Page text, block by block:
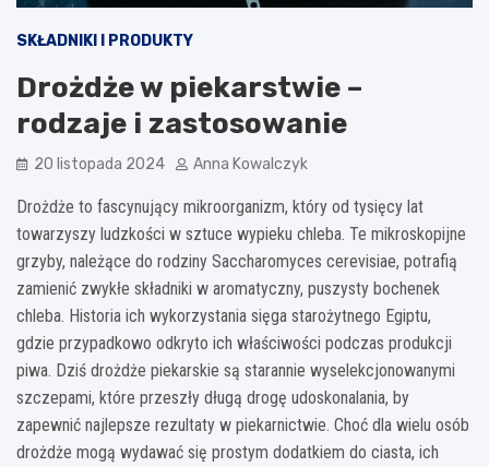
SKŁADNIKI I PRODUKTY
Drożdże w piekarstwie –
rodzaje i zastosowanie
20 listopada 2024 Anna Kowalczyk
Drożdże to fascynujący mikroorganizm, który od tysięcy lat
towarzyszy ludzkości w sztuce wypieku chleba. Te mikroskopijne
grzyby, należące do rodziny Saccharomyces cerevisiae, potrafią
zamienić zwykłe składniki w aromatyczny, puszysty bochenek
chleba. Historia ich wykorzystania sięga starożytnego Egiptu,
gdzie przypadkowo odkryto ich właściwości podczas produkcji
piwa. Dziś drożdże piekarskie są starannie wyselekcjonowanymi
szczepami, które przeszły długą drogę udoskonalania, by
zapewnić najlepsze rezultaty w piekarnictwie. Choć dla wielu osób
drożdże mogą wydawać się prostym dodatkiem do ciasta, ich